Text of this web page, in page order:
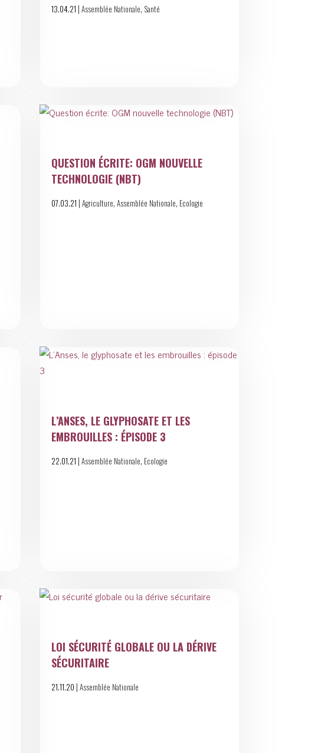
13.04.21 | Assemblée Nationale, Santé
QUESTION ÉCRITE: OGM NOUVELLE
TECHNOLOGIE (NBT)
07.03.21 | Agriculture, Assemblée Nationale, Ecologie
L’ANSES, LE GLYPHOSATE ET LES
EMBROUILLES : ÉPISODE 3
22.01.21 | Assemblée Nationale, Ecologie
LOI SÉCURITÉ GLOBALE OU LA DÉRIVE
SÉCURITAIRE
21.11.20 | Assemblée Nationale